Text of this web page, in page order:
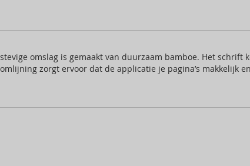
omslag is gemaakt van duurzaam bamboe. Het schrift
zorgt ervoor dat de applicatie je pagina’s makkelijk